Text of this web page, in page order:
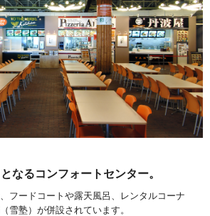
なるコンフォートセンター。
フードコートや露天風呂、レンタルコーナ
雪塾）が併設されています。